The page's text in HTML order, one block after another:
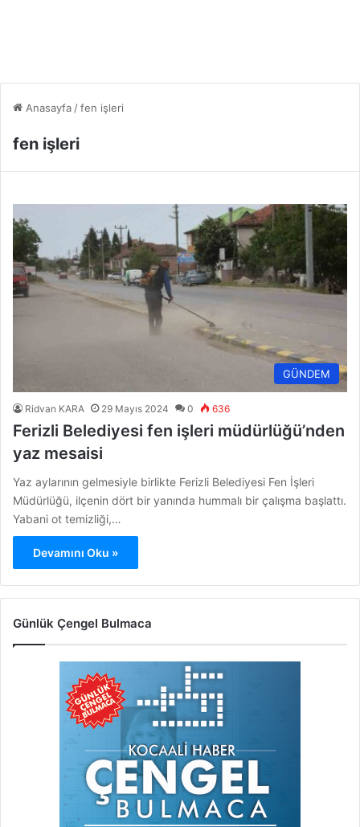
Anasayfa /fen işleri
fen işleri
GÜNDEM
Ridvan KARA 29 Mayıs 2024 0 636
Ferizli Belediyesi fen işleri müdürlüğü’nden
yaz mesaisi
Yaz aylarının gelmesiyle birlikte Ferizli Belediyesi Fen İşleri
Müdürlüğü, ilçenin dört bir yanında hummalı bir çalışma başlattı.
Yabani ot temizliği,…
Devamını Oku »
Günlük Çengel Bulmaca